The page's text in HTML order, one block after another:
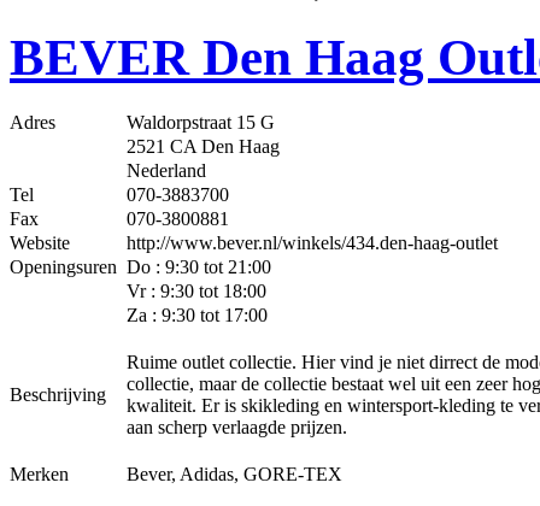
BEVER Den Haag
Adres
Waldorpstraat 15 G
2521 CA Den Haag
Nederland
Tel
070-3883700
Fax
070-3800881
Website
http://www.bever.nl/winkels/434.den-haag-outlet
Openingsuren Do : 9:30 tot 21:00
Vr : 9:30 tot 18:00
Za : 9:30 tot 17:00
Beschrijving
Ruime outlet collectie. Hier vind je niet dirrect de
collectie, maar de collectie bestaat wel uit een zeer
kwaliteit. Er is skikleding en wintersport-kleding te
aan scherp verlaagde prijzen.
Merken Bever, Adidas, GORE-TEX